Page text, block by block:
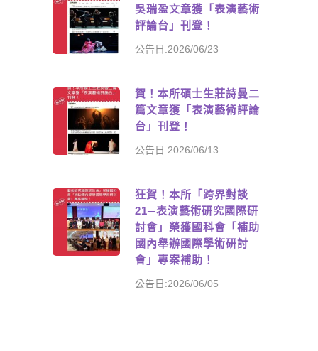
吳瑞盈文章獲「表演藝術
評論台」刊登！
公告日:2026/06/23
賀！本所碩士生莊詩曼二
篇文章獲「表演藝術評論
台」刊登！
公告日:2026/06/13
狂賀！本所「跨界對談
21─表演藝術研究國際研
討會」榮獲國科會「補助
國內舉辦國際學術研討
會」專案補助！
公告日:2026/06/05